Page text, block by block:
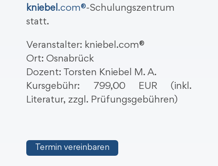
kniebel .com®-Schulungszentrum
statt.
Veranstalter: kniebel.com®
Ort: Osnabrück
Dozent: Torsten Kniebel M. A.
Kursgebühr: 799,00 EUR (inkl.
Literatur, zzgl. Prüfungsgebühren)
Termin vereinbaren